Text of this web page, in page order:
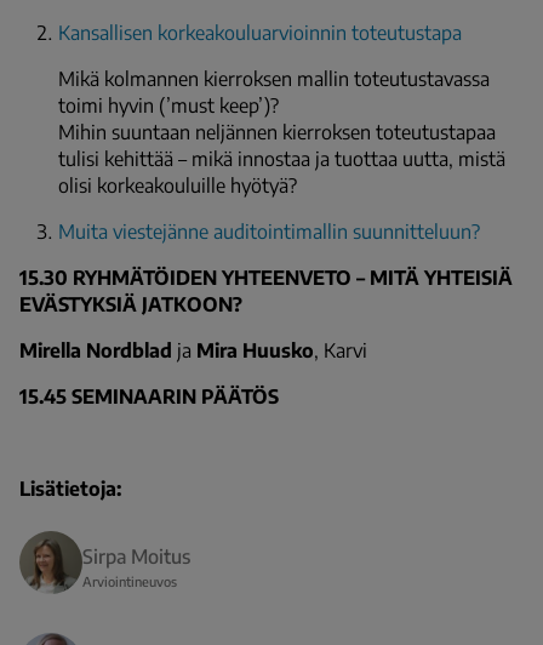
Kansallisen korkeakouluarvioinnin toteutustapa
Mikä kolmannen kierroksen mallin toteutustavassa
toimi hyvin (’must keep’)?
Mihin suuntaan neljännen kierroksen toteutustapaa
tulisi kehittää – mikä innostaa ja tuottaa uutta, mistä
olisi korkeakouluille hyötyä?
Muita viestejänne auditointimallin suunnitteluun?
15.30 RYHMÄTÖIDEN YHTEENVETO – MITÄ YHTEISIÄ
EVÄSTYKSIÄ JATKOON?
Mirella Nordblad ja Mira Huusko, Karvi
15.45 SEMINAARIN PÄÄTÖS
Lisätietoja:
Sirpa Moitus
Arviointineuvos